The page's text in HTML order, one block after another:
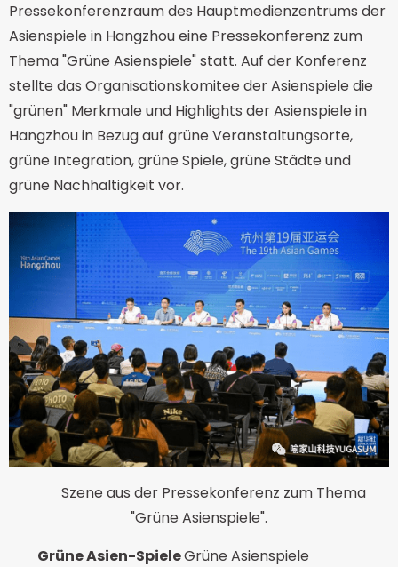
Pressekonferenzraum des Hauptmedienzentrums der
Asienspiele in Hangzhou eine Pressekonferenz zum
Thema "Grüne Asienspiele" statt. Auf der Konferenz
stellte das Organisationskomitee der Asienspiele die
"grünen" Merkmale und Highlights der Asienspiele in
Hangzhou in Bezug auf grüne Veranstaltungsorte,
grüne Integration, grüne Spiele, grüne Städte und
grüne Nachhaltigkeit vor.
Szene aus der Pressekonferenz zum Thema
"Grüne Asienspiele".
Grüne Asien-SpieleGrüne Asienspiele